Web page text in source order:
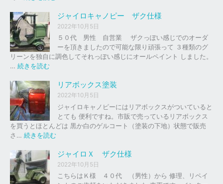
イ
ク
車
下
、
買
取
を
は
ま
し
た
ャ
イ
ロ
ッ
ド
ッ
ド
ジャイロキャノピー ザク仕様
2022年10月5日
５０代 男性 自営業 ザクっぽい感じでのオーダ
ーを頂きましたので可能な限り頑張って ３種類のグ
リーンを独自に調色してそれっぽい感じにオールペイント しました。
… 続きを読む
イ
ロ
キ
ャ
ノ
ピ
ー
ザ
ク
リアボックス塗装
2022年10月5日
ジャイロキャノピーにはリアボックスがついていると
とても 便利ですね。市販で売っているリアボックス
を買うとほとんどは 黒か白のゲルコート（塗装の下地）状態で販売
さ… 続きを読む
ア
ボ
ッ
ク
ジャイロＸ ザク仕様
2022年10月5日
こちらはＫ様 ４０代 （男性）から 修理、リペイ